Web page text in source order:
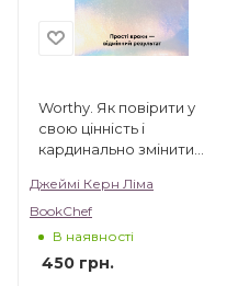
Worthy. Як повірити у
свою цінність і
кардинально змінити
Джеймі Керн Ліма
BookChef
В наявності
450 грн.